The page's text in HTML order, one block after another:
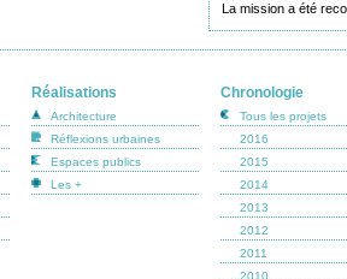
La mission a été
Réalisations
Architecture
Réflexions urbaines
Espaces publics
Les +
Chronologie
Tous les projets
2016
2015
2014
2013
2012
2011
2010